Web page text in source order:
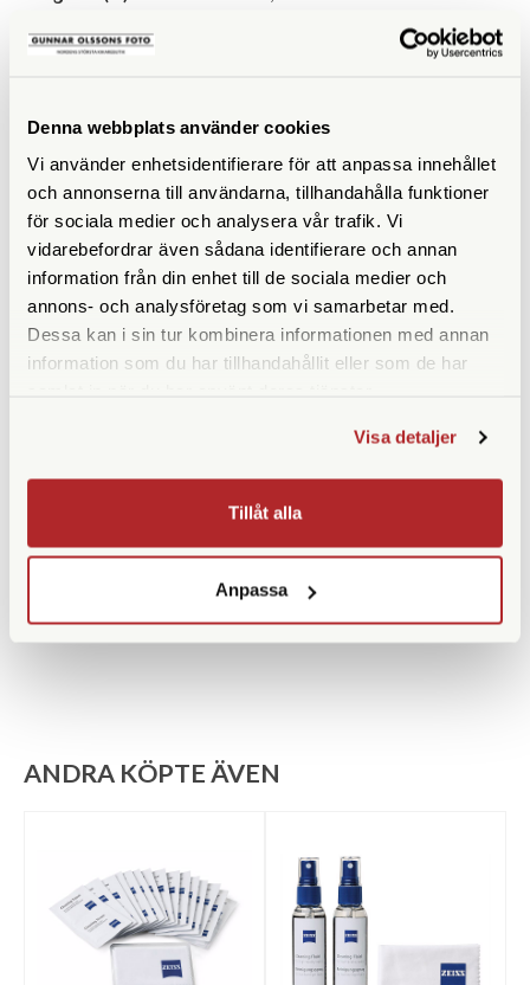
Denna webbplats använder cookies
Vi använder enhetsidentifierare för att anpassa innehållet
och annonserna till användarna, tillhandahålla funktioner
för sociala medier och analysera vår trafik. Vi
vidarebefordrar även sådana identifierare och annan
information från din enhet till de sociala medier och
annons- och analysföretag som vi samarbetar med.
Dessa kan i sin tur kombinera informationen med annan
information som du har tillhandahållit eller som de har
Visa detaljer
Tillåt alla
Anpassa
Vattentät
Ögonavstånd/Eye relief
(mm)
17
Vridbara ögonmusslor Ja
Vikt (g) 839
Höjd (mm) 172
Djup (mm) 60
Okularskydd
ANDRA KÖPTE ÄVEN